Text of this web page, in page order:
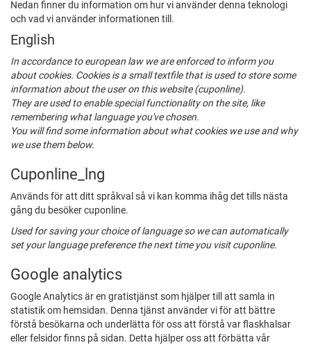
Nedan finner du information om hur vi använder denna teknologi
och vad vi använder informationen till.
English
In accordance to european law we are enforced to inform you
about cookies. Cookies is a small textfile that is used to store some
information about the user on this website (cuponline).
They are used to enable special functionality on the site, like
remembering what language you've chosen.
You will find some information about what cookies we use and why
we use them below.
Cuponline_lng
Används för att ditt språkval så vi kan komma ihåg det tills nästa
gång du besöker cuponline.
Used for saving your choice of language so we can automatically
set your language preference the next time you visit cuponline.
Google analytics
Google Analytics är en gratistjänst som hjälper till att samla in
statistik om hemsidan. Denna tjänst använder vi för att bättre
förstå besökarna och underlätta för oss att förstå var flaskhalsar
eller felsidor finns på sidan. Detta hjälper oss att förbätta vår